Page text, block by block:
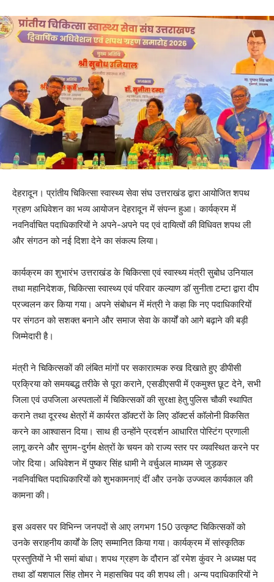
देहरादून। प्रांतीय चिकित्सा स्वास्थ्य सेवा संघ उत्तराखंड द्वारा आयोजित शपथ
ग्रहण अधिवेशन का भव्य आयोजन देहरादून में संपन्न हुआ। कार्यक्रम में
नवनिर्वाचित पदाधिकारियों ने अपने-अपने पद एवं दायित्वों की विधिवत शपथ ली
और संगठन को नई दिशा देने का संकल्प लिया।
कार्यक्रम का शुभारंभ उत्तराखंड के चिकित्सा एवं स्वास्थ्य मंत्री सुबोध उनियाल
तथा महानिदेशक, चिकित्सा स्वास्थ्य एवं परिवार कल्याण डॉ सुनीता टम्टा द्वारा दीप
प्रज्वलन कर किया गया। अपने संबोधन में मंत्री ने कहा कि नए पदाधिकारियों
पर संगठन को सशक्त बनाने और समाज सेवा के कार्यों को आगे बढ़ाने की बड़ी
जिम्मेदारी है।
मंत्री ने चिकित्सकों की लंबित मांगों पर सकारात्मक रुख दिखाते हुए डीपीसी
प्रक्रिया को समयबद्ध तरीके से पूरा कराने, एसडीएसपी में एकमुश्त छूट देने, सभी
जिला एवं उपजिला अस्पतालों में चिकित्सकों की सुरक्षा हेतु पुलिस चौकी स्थापित
कराने तथा दूरस्थ क्षेत्रों में कार्यरत डॉक्टरों के लिए डॉक्टर्स कॉलोनी विकसित
करने का आश्वासन दिया। साथ ही उन्होंने प्रदर्शन आधारित पोस्टिंग प्रणाली
लागू करने और सुगम-दुर्गम क्षेत्रों के चयन को राज्य स्तर पर व्यवस्थित करने पर
जोर दिया। अधिवेशन में पुष्कर सिंह धामी ने वर्चुअल माध्यम से जुड़कर
नवनिर्वाचित पदाधिकारियों को शुभकामनाएं दीं और उनके उज्ज्वल कार्यकाल की
कामना की।
इस अवसर पर विभिन्न जनपदों से आए लगभग 150 उत्कृष्ट चिकित्सकों को
उनके सराहनीय कार्यों के लिए सम्मानित किया गया। कार्यक्रम में सांस्कृतिक
प्रस्तुतियों ने भी समां बांधा। शपथ ग्रहण के दौरान डॉ रमेश कुंवर ने अध्यक्ष पद
तथा डॉ यशपाल सिंह तोमर ने महासचिव पद की शपथ ली। अन्य पदाधिकारियों ने